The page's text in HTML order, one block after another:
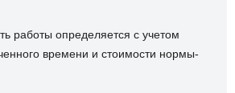
работы определяется с учетом
времени и стоимости нормы-